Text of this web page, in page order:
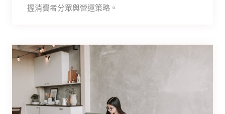
握消費者分眾與營運策略。